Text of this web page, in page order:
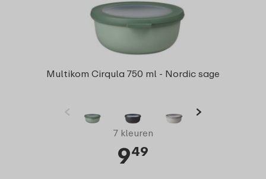
Multikom Cirqula 750 ml - Nordic sage
7 kleuren
949